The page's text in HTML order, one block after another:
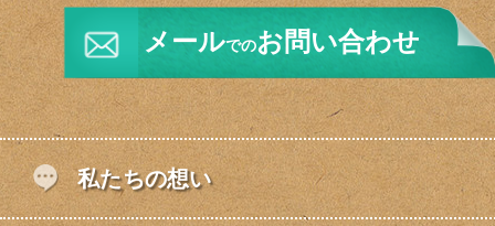
メールでのお問い合わせ
私たちの想い